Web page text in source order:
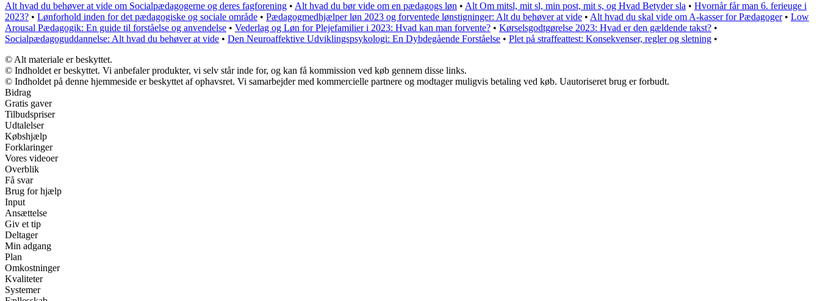
Alt hvad du behøver at vide om Socialpædagogerne og deres fagforening • Alt hvad du bør vide om en pædagogs løn • Alt Om mitsl, mit sl, min post, mit s, og Hvad Betyder sla • Hvornår får man 6. ferieuge i
2023? • Lønforhold inden for det pædagogiske og sociale område • Pædagogmedhjælper løn 2023 og forventede lønstigninger: Alt du behøver at vide • Alt hvad du skal vide om A-kasser for Pædagoger• Low
Arousal Pædagogik: En guide til forståelse og anvendelse • Vederlag og Løn for Plejefamilier i 2023: Hvad kan man forvente? • Kørselsgodtgørelse 2023: Hvad er den gældende takst? •
Socialpædagoguddannelse: Alt hvad du behøver at vide • Den Neuroaffektive Udviklingspsykologi: En Dybdegående Forståelse • Plet på straffeattest: Konsekvenser, regler og sletning •
© Alt materiale er beskyttet.
© Indholdet er beskyttet. Vi anbefaler produkter, vi selv står inde for, og kan få kommission ved køb gennem disse links.
© Indholdet på denne hjemmeside er beskyttet af ophavsret. Vi samarbejder med kommercielle partnere og modtager muligvis betaling ved køb. Uautoriseret brug er forbudt.
Bidrag
Gratis gaver
Tilbudspriser
Udtalelser
Købshjælp
Forklaringer
Vores videoer
Overblik
Få svar
Brug for hjælp
Input
Ansættelse
Giv et tip
Deltager
Min adgang
Plan
Omkostninger
Kvaliteter
Systemer